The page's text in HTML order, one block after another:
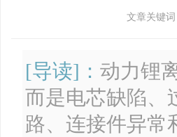
文章关键
[导读]： 动力锂
而是电芯缺陷、
路、连接件异常